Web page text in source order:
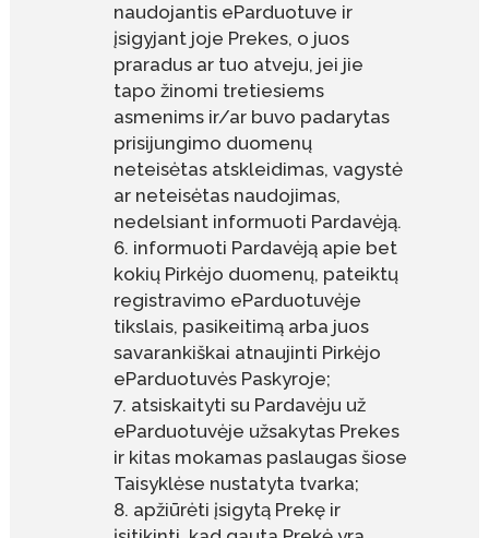
naudojantis eParduotuve ir
įsigyjant joje Prekes, o juos
praradus ar tuo atveju, jei jie
tapo žinomi tretiesiems
asmenims ir/ar buvo padarytas
prisijungimo duomenų
neteisėtas atskleidimas, vagystė
ar neteisėtas naudojimas,
nedelsiant informuoti Pardavėją.
informuoti Pardavėją apie bet
kokių Pirkėjo duomenų, pateiktų
registravimo eParduotuvėje
tikslais, pasikeitimą arba juos
savarankiškai atnaujinti Pirkėjo
eParduotuvės Paskyroje;
atsiskaityti su Pardavėju už
eParduotuvėje užsakytas Prekes
ir kitas mokamas paslaugas šiose
Taisyklėse nustatyta tvarka;
apžiūrėti įsigytą Prekę ir